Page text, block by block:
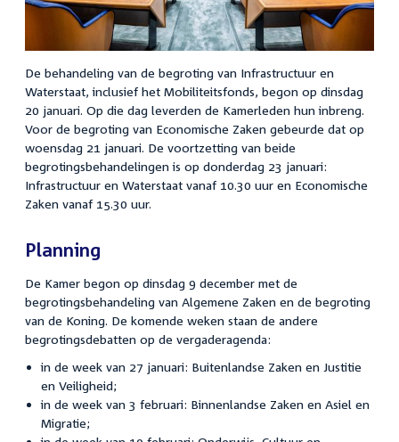
De behandeling van de begroting van Infrastructuur en
Waterstaat, inclusief het Mobiliteitsfonds, begon op dinsdag
20 januari. Op die dag leverden de Kamerleden hun inbreng.
Voor de begroting van Economische Zaken gebeurde dat op
woensdag 21 januari. De voortzetting van beide
begrotingsbehandelingen is op donderdag 23 januari:
Infrastructuur en Waterstaat vanaf 10.30 uur en Economische
Zaken vanaf 15.30 uur.
Planning
De Kamer begon op dinsdag 9 december met de
begrotingsbehandeling van Algemene Zaken en de begroting
van de Koning. De komende weken staan de andere
begrotingsdebatten op de vergaderagenda:
in de week van 27 januari: Buitenlandse Zaken en Justitie
en Veiligheid;
in de week van 3 februari: Binnenlandse Zaken en Asiel en
Migratie;